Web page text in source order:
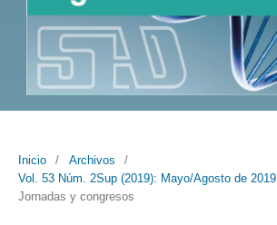
Inicio / Archivos
/
Vol. 53 Núm. 2Sup (2019): Mayo/Agosto de 2019
Jornadas y congresos